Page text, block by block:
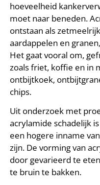
hoeveelheid
moet naar beneden.
ontstaan als
aardappelen en
Het gaat vooral om,
zoals friet, koffie en in
ontbijtkoek,
chips.
Uit onderzoek met
acrylamide schadelijk
een hogere inname
zijn. De vorming van
door gevarieerd te
te bruin te bakken.